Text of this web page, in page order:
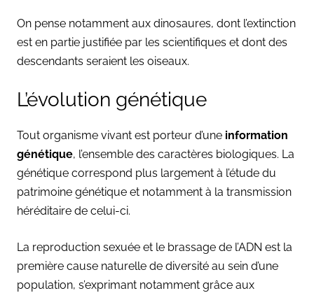
On pense notamment aux dinosaures, dont l’extinction
est en partie justifiée par les scientifiques et dont des
descendants seraient les oiseaux.
L’évolution génétique
Tout organisme vivant est porteur d’une information
génétique, l’ensemble des caractères biologiques. La
génétique correspond plus largement à l’étude du
patrimoine génétique et notamment à la transmission
héréditaire de celui-ci.
La reproduction sexuée et le brassage de l’ADN est la
première cause naturelle de diversité au sein d’une
population, s’exprimant notamment grâce aux